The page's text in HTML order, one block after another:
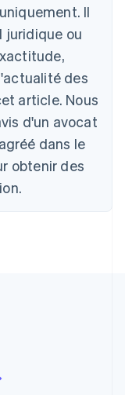
Il
juridique ou
des
article. Nous
d'un avocat
dans le
obtenir des